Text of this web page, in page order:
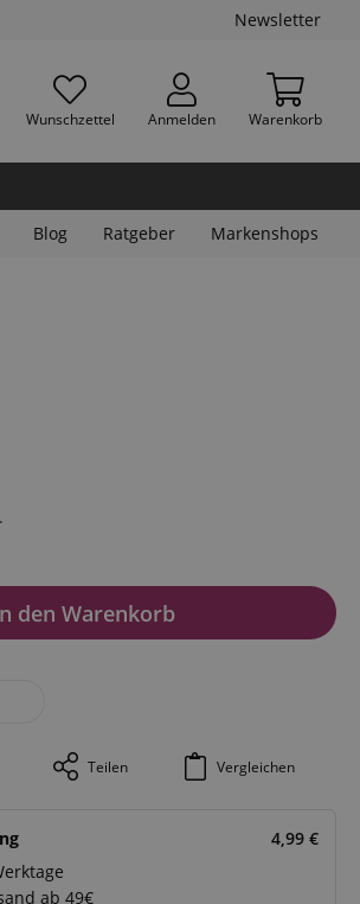
Newsletter
Wunschzettel Anmelden Warenkorb
Blog Ratgeber Markenshops
den Warenkorb
Teilen Vergleichen
4,99 €
ab 49€